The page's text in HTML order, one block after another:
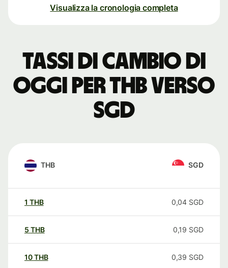
Visualizza la cronologia completa
Tassi di cambio di
oggi per THB verso
SGD
THB SGD
1 THB 0,04 SGD
5 THB 0,19 SGD
10THB 0,39 SGD